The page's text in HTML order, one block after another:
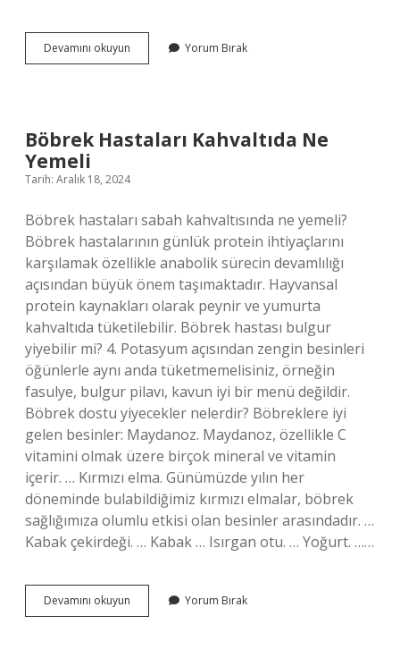
Devamını okuyun Kalamata
Usulü
Yorum Bırak
Böbrek Hastaları Kahvaltıda Ne
Yemeli
Tarih: Aralık 18, 2024
Böbrek hastaları sabah kahvaltısında ne yemeli?
Böbrek hastalarının günlük protein ihtiyaçlarını
karşılamak özellikle anabolik sürecin devamlılığı
açısından büyük önem taşımaktadır. Hayvansal
protein kaynakları olarak peynir ve yumurta
kahvaltıda tüketilebilir. Böbrek hastası bulgur
yiyebilir mi? 4. Potasyum açısından zengin besinleri
öğünlerle aynı anda tüketmemelisiniz, örneğin
fasulye, bulgur pilavı, kavun iyi bir menü değildir.
Böbrek dostu yiyecekler nelerdir? Böbreklere iyi
gelen besinler: Maydanoz. Maydanoz, özellikle C
vitamini olmak üzere birçok mineral ve vitamin
içerir. … Kırmızı elma. Günümüzde yılın her
döneminde bulabildiğimiz kırmızı elmalar, böbrek
sağlığımıza olumlu etkisi olan besinler arasındadır. …
Kabak çekirdeği. … Kabak … Isırgan otu. … Yoğurt. ……
Devamını okuyun
Hastaları
Yorum Bırak